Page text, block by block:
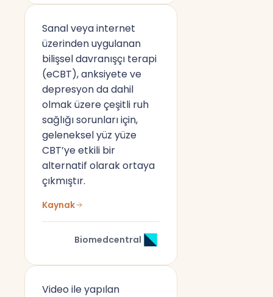
Sanal veya internet
üzerinden uygulanan
bilişsel davranışçı terapi
(eCBT), anksiyete ve
depresyon da dahil
olmak üzere çeşitli ruh
sağlığı sorunları için,
geleneksel yüz yüze
CBT’ye etkili bir
alternatif olarak ortaya
çıkmıştır.
Kaynak
Biomedcentral
Video ile yapılan